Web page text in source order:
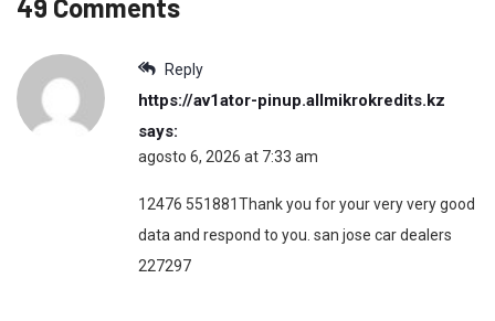
49 Comments
Reply
https://av1ator-pinup.allmikrokredits.kz
says:
agosto 6, 2026 at 7:33 am
12476 551881Thank you for your very very good
data and respond to you. san jose car dealers
227297